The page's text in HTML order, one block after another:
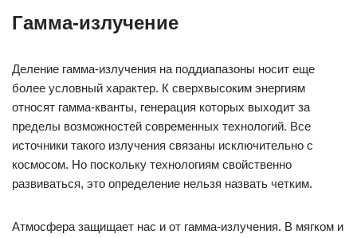
Гамма-излучение
Деление гамма-излучения на поддиапазоны носит еще
более условный характер. К сверхвысоким энергиям
относят гамма-кванты, генерация которых выходит за
пределы возможностей современных технологий. Все
источники такого излучения связаны исключительно с
космосом. Но поскольку технологиям свойственно
развиваться, это определение нельзя назвать четким.
Атмосфера защищает нас и от гамма-излучения. В мягком и